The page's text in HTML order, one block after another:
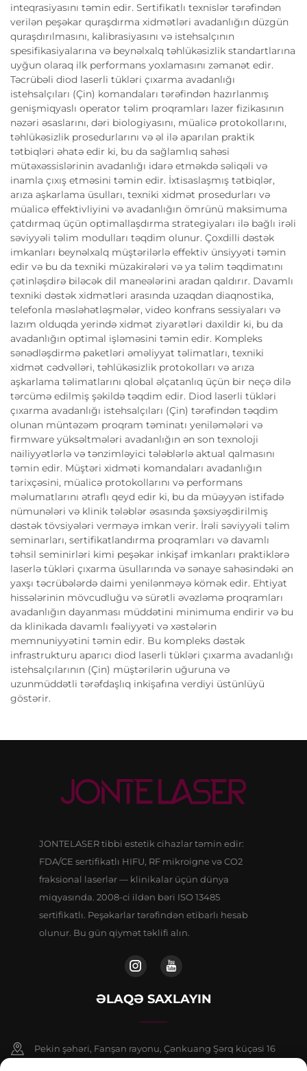
inteqrasiyasını təmin edir. Sertifikatlı texnislər tərəfindən
verilən peşəkar quraşdırma xidmətləri avadanlığın düzgün
quraşdırılmasını, kalibrasiyasını və istehsalçının
spesifikasiyalarına və beynəlxalq təhlükəsizlik standartlarına
uyğun olaraq ilk performans yoxlamasını zəmanət edir.
Təcrübəli diod laserli tükləri çıxarma avadanlığı
istehsalçıları (Çin) komandaları tərəfindən hazırlanmış
genişmiqyaslı operator təlim proqramları lazer fizikasının
nəzəri əsaslarını, dəri biologiyasını, müalicə protokollarını,
təhlükəsizlik prosedurlarını və əl ilə aparılan praktik
tətbiqləri əhatə edir ki, bu da sağlamlıq sahəsi
mütəxəssislərinin avadanlığı idarə etməkdə səliqəli və
inamla çıxış etməsini təmin edir. İxtisaslaşmış tətbiqlər,
arıza aşkarlama üsulları, texniki xidmət prosedurları və
müalicə effektivliyini və avadanlığın ömrünü maksimuma
çatdırmaq üçün optimallaşdırma strategiyaları ilə bağlı irəli
səviyyəli təlim modulları təqdim olunur. Çoxdilli dəstək
imkanları beynəlxalq müştərilərlə effektiv ünsiyyəti təmin
edir və bu da texniki müzakirələri və ya təlim təqdimatını
çətinləşdirə biləcək dil maneələrini aradan qaldırır. Davamlı
texniki dəstək xidmətləri arasında uzaqdan diaqnostika,
telefonla məsləhətləşmələr, video konfrans sessiyaları və
lazım olduqda yerində xidmət ziyarətləri daxildir ki, bu da
avadanlığın optimal işləməsini təmin edir. Kompleks
sənədləşdirmə paketləri əməliyyat təlimatları, texniki
xidmət cədvəlləri, təhlükəsizlik protokolları və arıza
aşkarlama təlimatlarını qlobal əlçatanlıq üçün bir neçə dilə
tərcümə edilmiş şəkildə təqdim edir. Diod laserli tükləri
çıxarma avadanlığı istehsalçıları (Çin) tərəfindən təqdim
olunan müntəzəm proqram təminatı yeniləmələri və
firmware yüksəltmələri avadanlığın ən son texnoloji
nailiyyətlərlə və tənzimləyici tələblərlə aktual qalmasını
təmin edir. Müştəri xidməti komandaları avadanlığın
tarixçəsini, müalicə protokollarını və performans
məlumatlarını ətraflı qeyd edir ki, bu da müəyyən istifadə
nümunələri və klinik tələblər əsasında şəxsiyəşdirilmiş
dəstək tövsiyələri verməyə imkan verir. İrəli səviyyəli təlim
seminarları, sertifikatlandırma proqramları və davamlı
təhsil seminirləri kimi peşəkar inkişaf imkanları praktiklərə
laserlə tükləri çıxarma üsullarında və sənaye sahəsindəki ən
yaxşı təcrübələrdə daimi yenilənməyə kömək edir. Ehtiyat
hissələrinin mövcudluğu və sürətli əvəzləmə proqramları
avadanlığın dayanması müddətini minimuma endirir və bu
da klinikada davamlı fəaliyyəti və xəstələrin
memnuniyyətini təmin edir. Bu kompleks dəstək
infrastrukturu aparıcı diod laserli tükləri çıxarma avadanlığı
istehsalçılarının (Çin) müştərilərin uğuruna və
uzunmüddətli tərəfdaşlıq inkişafına verdiyi üstünlüyü
göstərir.
JONTELASER tibbi estetik cihazlar təmin edir:
FDA/CE sertifikatlı HIFU, RF mikroigne və CO2
fraksional laserlər — klinikalar üçün dünya
miqyasında. 2008-ci ildən bəri ISO 13485
sertifikatlı. Peşəkarlar tərəfindən etibarlı hesab
olunur. Bu gün qiymət təklifi alın.
ƏLAQƏ SAXLAYIN
Pekin şəhəri, Fanşan rayonu, Çənkuang Şərq küçəsi 16